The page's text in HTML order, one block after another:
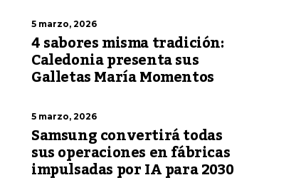
5 marzo, 2026
4 sabores misma tradición:
Caledonia presenta sus
Galletas María Momentos
5 marzo, 2026
Samsung convertirá todas
sus operaciones en fábricas
impulsadas por IA para 2030